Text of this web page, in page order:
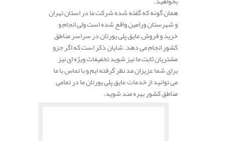
همان گونه که گفته شده شرکت ما در استان تهران
و شهرستان ورامین واقع شده است ولی انجام و
خرید و فروش عایق پلی یورتان در سراسر مناطق
کشور انجام می دهد. شایان ذکر است که اگر جزو
مشتریان ثابت ما نیز شوید تخفیفات ویژه ای نیز
برای شما عزیزان مد نظر گرفته ایم و با تماس با ما
می توانید از خدمات عایق پلی یورتان ما در تمامی
مناطق کشور بهره مند شوید.